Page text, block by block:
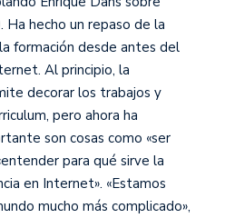
Ha hecho un repaso de la
formación desde antes del
Al principio, la
decorar los trabajos y
pero ahora ha
son cosas como «ser
para qué sirve la
en Internet». «Estamos
mucho más complicado»,